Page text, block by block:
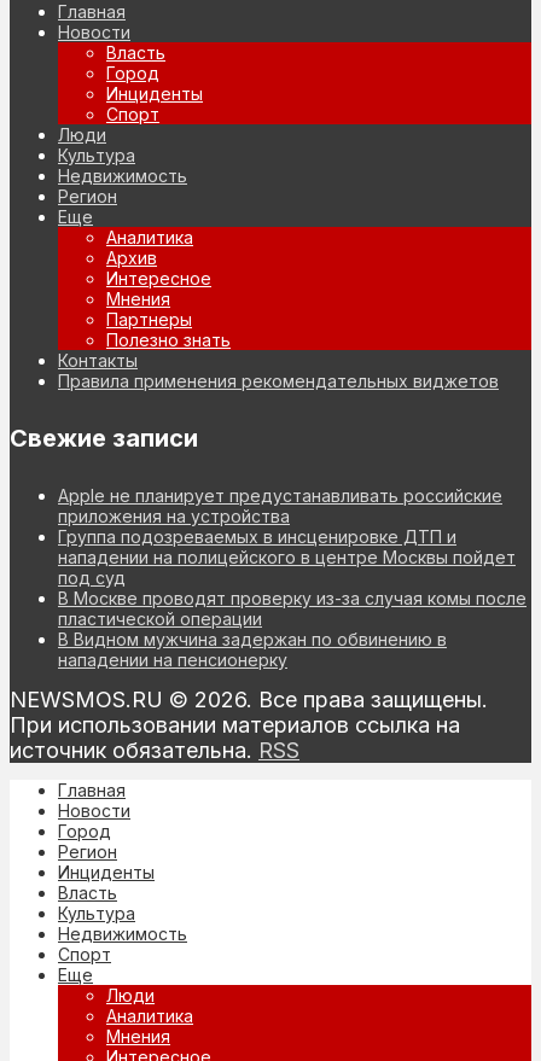
Главная
Новости
Власть
Город
Инциденты
Спорт
Люди
Культура
Недвижимость
Регион
Еще
Аналитика
Архив
Интересное
Мнения
Партнеры
Полезно знать
Контакты
Правила применения рекомендательных виджетов
Свежие записи
Apple не планирует предустанавливать российские
приложения на устройства
Группа подозреваемых в инсценировке ДТП и
нападении на полицейского в центре Москвы пойдет
под суд
В Москве проводят проверку из-за случая комы после
пластической операции
В Видном мужчина задержан по обвинению в
нападении на пенсионерку
NEWSMOS.RU © 2026. Все права защищены.
При использовании материалов ссылка на
источник обязательна. RSS
Главная
Новости
Город
Регион
Инциденты
Власть
Культура
Недвижимость
Спорт
Еще
Люди
Аналитика
Мнения
Интересное